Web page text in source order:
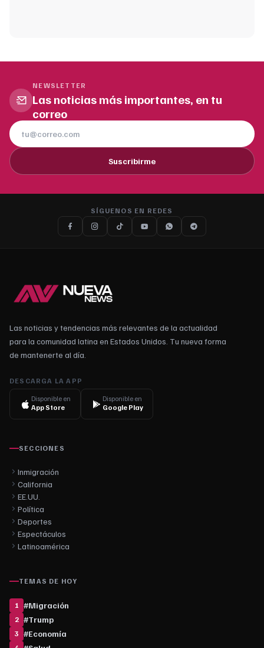
NEWSLETTER
Las noticias más importantes, en tu
correo
Suscribirme
SÍGUENOS EN REDES
Las noticias y tendencias más relevantes de la actualidad
para la comunidad latina en Estados Unidos. Tu nueva forma
de mantenerte al día.
DESCARGA LA APP
Disponible en
App Store
Disponible en
Google Play
SECCIONES
Inmigración
California
EE.UU.
Política
Deportes
Espectáculos
Latinoamérica
TEMAS DE HOY
1 #Migración
2 #Trump
3 #Economía